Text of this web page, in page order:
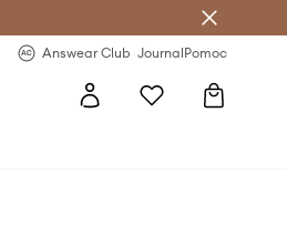
Answear Club JournalPomoc